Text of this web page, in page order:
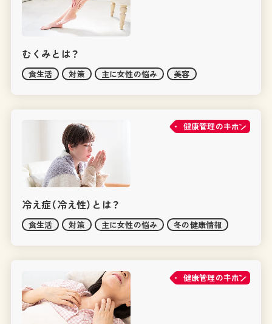
むくみとは？
食生活 対策 主に女性の悩み 美容
健康管理の
冷え症（冷え性）とは？
食生活 対策 主に女性の悩み 冬の健康情報
健康管理の